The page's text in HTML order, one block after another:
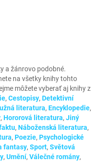
a žánrovo podobné.
na všetky knihy tohto
môžete vyberať aj knihy z
, Cestopisy, Detektivní
literatura‎, Encyklopedie,
, Hororová literatura, Jiný
, Náboženská literatura,
, Poezie, Psychologické
fantasy, Sport, Světová
, Umění, Válečné romány,